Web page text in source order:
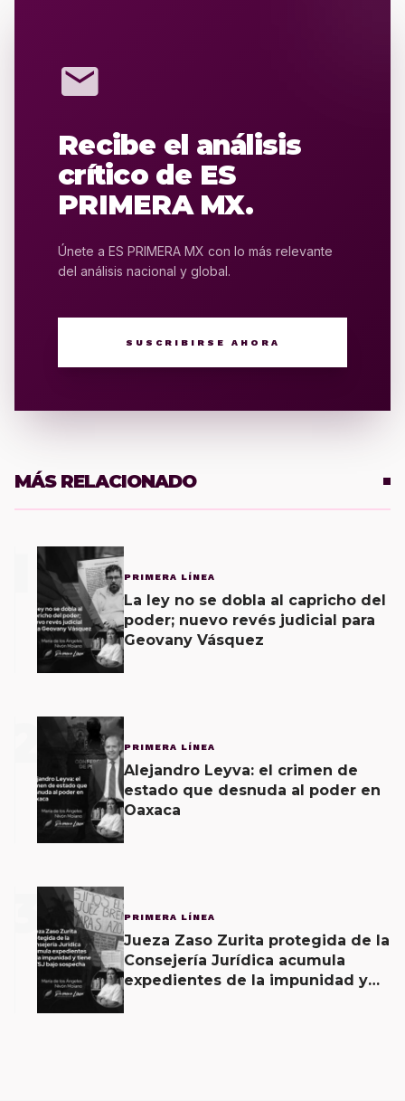
mail
Recibe el análisis
crítico de ES
PRIMERA MX.
Únete a ES PRIMERA MX con lo más relevante
del análisis nacional y global.
SUSCRIBIRSE AHORA
MÁS RELACIONADO
PRIMERA LÍNEA
La ley no se dobla al capricho del
poder; nuevo revés judicial para
Geovany Vásquez
PRIMERA LÍNEA
Alejandro Leyva: el crimen de
estado que desnuda al poder en
Oaxaca
3 PRIMERA LÍNEA
Jueza Zaso Zurita protegida de la
Consejería Jurídica acumula
expedientes de la impunidad y